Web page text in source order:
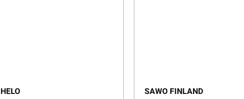
HELO
SAWO FINLAND